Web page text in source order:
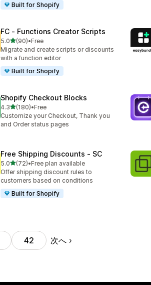
Built for Shopify
FC ‑ Functions Creator Scripts
5.05つ星中
(90)
合計レビュー数：90件
•Free
Migrate and create scripts or discounts
with a function editor
Built for Shopify
Shopify Checkout Blocks
4.35つ星中
(180)
合計レビュー数：180件
•Free
Customize your Checkout, Thank you
and Order status pages
Free Shipping Discounts ‑ SC
5.05つ星中
(72)
合計レビュー数：72件
•Free plan available
Offer shipping discount rules to
customers based on conditions
Built for Shopify
42 次へ